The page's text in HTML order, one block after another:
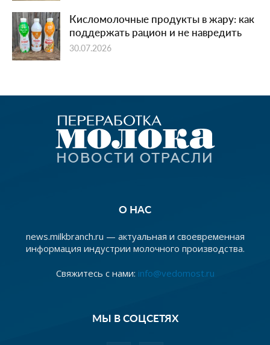
Кисломолочные продукты в жару: как
поддержать рацион и не навредить
30.07.2026
О НАС
news.milkbranch.ru — актуальная и своевременная
информация индустрии молочного производства.
Свяжитесь с нами: info@vedomost.ru
МЫ В СОЦСЕТЯХ